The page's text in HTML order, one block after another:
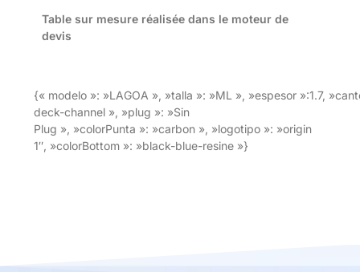
Table sur mesure réalisée dans le moteur de
devis
{« modelo »: »LAGOA », »talla »: »ML », »espesor »:1.7,
deck-channel », »plug »: »Sin
Plug », »colorPunta »: »carbon », »logotipo »: »origin
1″, »colorBottom »: »black-blue-resine »}